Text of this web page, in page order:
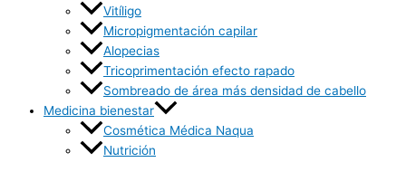
Vitíligo
Micropigmentación capilar
Alopecias
Tricoprimentación efecto rapado
Sombreado de área más densidad de cabello
Medicina bienestar
Cosmética Médica Naqua
Nutrición